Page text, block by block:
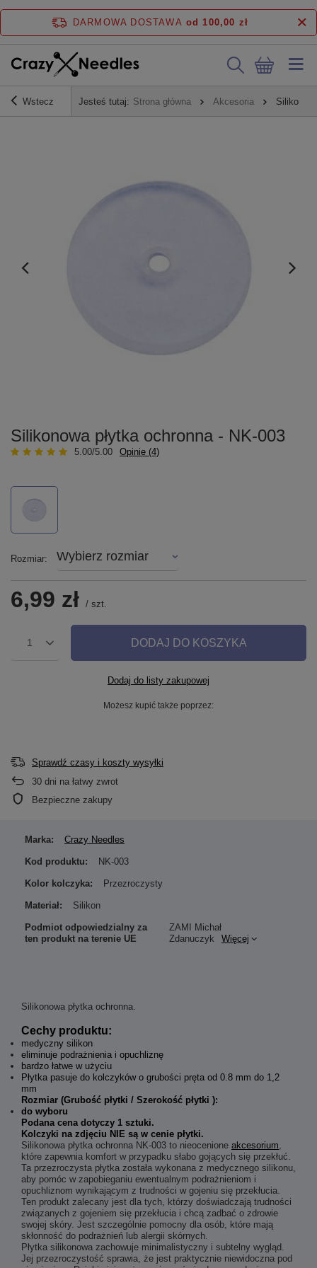
DARMOWA DOSTAWA od 100,00 zł
Wstecz Jesteś tutaj: Strona główna Akcesoria
Silikonowa płytka ochronna - NK-003
5.00/5.00 Opinie (4)
Rozmiar Wybierz rozmiar
6,99 zł / szt.
1 DODAJ DO KOSZYKA
Dodaj do listy zakupowej
Możesz kupić także poprzez:
Sprawdź czasy i koszty wysyłki
30 dni na łatwy zwrot
Bezpieczne zakupy
Silikonowa płytka ochronna.
Cechy produktu:
medyczny silikon
eliminuje podrażnienia i opuchliznę
bardzo łatwe w użyciu
Płytka pasuje do kolczyków o grubości pręta od 0.8 mm do 1,2
mm
Rozmiar (Grubość płytki / Szerokość płytki ):
do wyboru
Podana cena dotyczy 1 sztuki.
Kolczyki na zdjęciu NIE są w cenie płytki.
Silikonowa płytka ochronna NK-003 to nieocenione akcesorium,
które zapewnia komfort w przypadku słabo gojących się przekłuć.
Ta przezroczysta płytka została wykonana z medycznego silikonu,
aby pomóc w zapobieganiu ewentualnym podrażnieniom i
opuchliznom wynikającym z trudności w gojeniu się przekłucia.
Ten produkt zalecany jest dla tych, którzy doświadczają trudności
związanych z gojeniem się przekłucia i chcą zadbać o zdrowie
swojej skóry. Jest szczególnie pomocny dla osób, które mają
skłonność do podrażnień lub alergii skórnych.
Płytka silikonowa zachowuje minimalistyczny i subtelny wygląd.
Jej przezroczystość sprawia, że jest praktycznie niewidoczna pod
Marka: Crazy Needles
Kod produktu: NK-003
Kolor kolczyka: Przezroczysty
Materiał: Silikon
Podmiot odpowiedzialny za
ten produkt na terenie UE
ZAMI Michał
Zdanuczyk
Więcej